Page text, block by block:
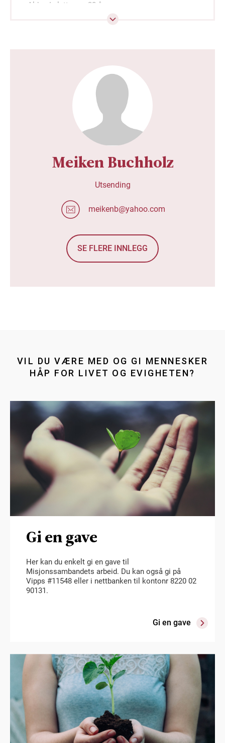
Alder: I slutten av 30-årene
Sivilstatus: Gift med Shin-Rou, tre barn mellom 5
samarbeidskirke. Ble ordinert som prest i
Studerte ved China Lutheran Seminary.
Før det var han flere år matematikk lærer ved
ungdomsskolen.
Meiken Buchholz
Utsending
meikenb@yahoo.com
SE FLERE INNLEGG
VIL DU VÆRE MED OG GI MENNESKER
HÅP FOR LIVET OG EVIGHETEN?
Gi en gave
Her kan du enkelt gi en gave til
Misjonssambandets arbeid. Du kan også gi på
Vipps #11548 eller i nettbanken til kontonr 8220 02
90131.
Gi en gave